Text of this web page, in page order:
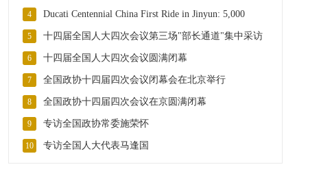
29周年”
4 Ducati Centennial China First Ride in Jinyun: 5,000
Riders from 13 Countries Gather for ISTL Interna
5 十四届全国人大四次会议第三场"部长通道"集中采访
活动正式举行
6 十四届全国人大四次会议圆满闭幕
7 全国政协十四届四次会议闭幕会在北京举行
8 全国政协十四届四次会议在京圆满闭幕
9 专访全国政协常委施荣怀
10 专访全国人大代表马逢国